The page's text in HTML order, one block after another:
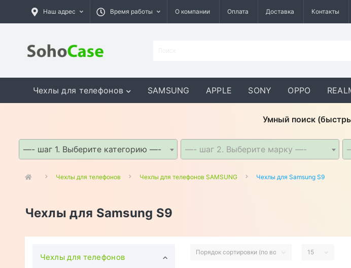
Наш адрес Время работы О компании Оплата Доставка Контакты
Чехлы для телефонов SAMSUNG APPLE SONY OPPO
Умный поиск
—- шаг 1. Выберите категорию —- —- шаг 2. Выберите марку —-
Чехлы для телефонов Чехлы для телефонов SAMSUNG Чехлы для Samsung S9
Чехлы для Samsung S9
Чехлы для телефонов